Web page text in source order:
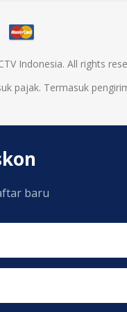
Indonesia. All rights
pajak. Termasuk
baru